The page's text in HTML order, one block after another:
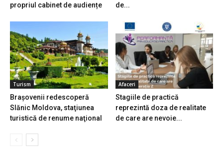
propriul cabinet de audiențe
de...
Turism
Braşovenii redescoperă
Slănic Moldova, staţiunea
turistică de renume naţional
Afaceri
Stagiile de practică
reprezintă doza de realitate
de care are nevoie...